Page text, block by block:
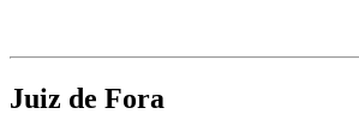
Juiz de Fora